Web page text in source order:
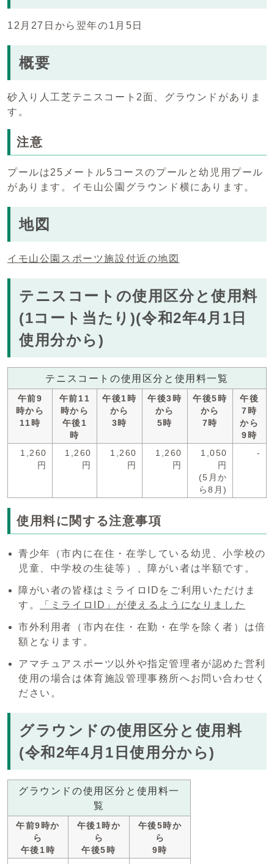
12月27日から翌年の1月5日
概要
砂入り人工芝テニスコート2面、グラウンドがありま
す。
注意
プールは25メートル5コースのプールと幼児用プール
があります。イモ山公園グラウンド横にあります。
地図
イモ山公園スポーツ施設付近の地図
テニスコートの使用区分と使用料
(1コート当たり)(令和2年4月1日
使用分から)
テニスコートの使用区分と使用料一覧
午前9
時から
11時
午前11
時から
午後1
時
午後1時
から
3時
午後3時
から
5時
午後5時
から
7時
午後
7時
から
9時
1,260
円
1,260
円
1,260
円
1,260
円
1,050
円
(5月か
ら8月)
-
使用料に関する注意事項
青少年（市内に在住・在学している幼児、小学校の
児童、中学校の生徒等）、障がい者は半額です。
障がい者の皆様はミライロIDをご利用いただけま
す。
「ミライロID」が使えるようになりました
市外利用者（市内在住・在勤・在学を除く者）は倍
額となります。
アマチュアスポーツ以外や指定管理者が認めた営利
使用の場合は体育施設管理事務所へお問い合わせく
ださい。
グラウンドの使用区分と使用料
(令和2年4月1日使用分から)
グラウンドの使用区分と使用料一
覧
午前9時か
ら
午後1時
午後1時か
ら
午後5時
午後5時か
ら
9時